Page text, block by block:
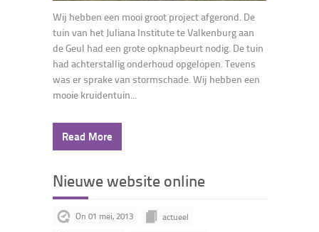
Wij hebben een mooi groot project afgerond. De
tuin van het Juliana Institute te Valkenburg aan
de Geul had een grote opknapbeurt nodig. De tuin
had achterstallig onderhoud opgelopen. Tevens
was er sprake van stormschade. Wij hebben een
mooie kruidentuin...
Read More
Nieuwe website online
On 01 mei, 2013
actueel